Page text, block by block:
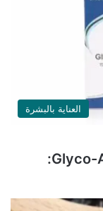
العناية بالبشرة
تجربتي مع مقشر ايزيس فارما Glyco-A 12: